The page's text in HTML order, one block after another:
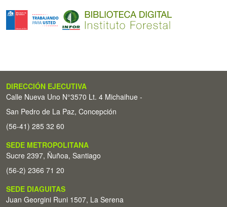
DIRECCIÓN EJECUTIVA
Calle Nueva Uno N°3570 Lt. 4 Michaihue -
San Pedro de La Paz, Concepción
(56-41) 285 32 60
SEDE METROPOLITANA
Sucre 2397, Ñuñoa, Santiago
(56-2) 2366 71 20
SEDE DIAGUITAS
Juan Georgini Runi 1507, La Serena